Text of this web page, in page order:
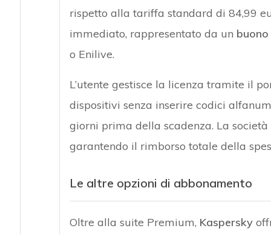
rispetto alla tariffa standard di 84,99
immediato, rappresentato da un
o Enilive.
L’utente gestisce la licenza tramite il
dispositivi senza inserire codici
giorni prima della scadenza. La
garantendo il rimborso totale della
Le altre opzioni di abbonamento
Oltre alla suite Premium, Kaspersky